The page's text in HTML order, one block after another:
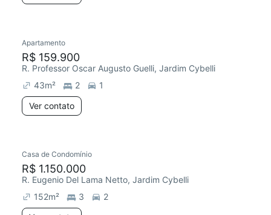
Apartamento
R$ 159.900
R. Professor Oscar Augusto Guelli, Jardim Cybelli
43m² 2
1
Ver contato
Casa de Condomínio
R$ 1.150.000
R. Eugenio Del Lama Netto, Jardim Cybelli
152m² 3
2